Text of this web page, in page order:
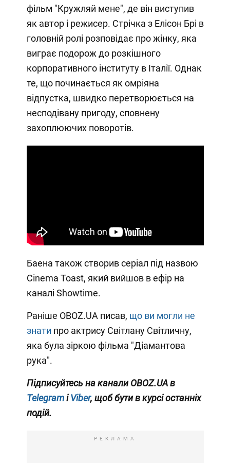
фільм "Кружляй мене", де він виступив
як автор і режисер. Стрічка з Елісон Брі в
головній ролі розповідає про жінку, яка
виграє подорож до розкішного
корпоративного інституту в Італії. Однак
те, що починається як омріяна
відпустка, швидко перетворюється на
несподівану пригоду, сповнену
захоплюючих поворотів.
Баена також створив серіал під назвою
Cinema Toast, який вийшов в ефір на
каналі Showtime.
Раніше OBOZ.UA писав, що ви могли не
знати про актрису Світлану Світличну,
яка була зіркою фільма "Діамантова
рука".
Підписуйтесь на канали OBOZ.UA в
TelegramіViber, щоб бути в курсі останніх
подій.
РЕКЛАМА